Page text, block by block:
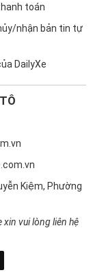
toán
nhận bản tin tự
DailyXe
Kiệm, Phường
xin vui lòng liên hệ